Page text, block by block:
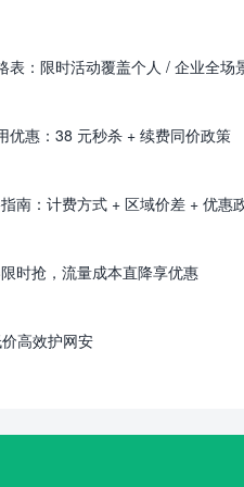
表：限时活动覆盖个人 / 企业全场
优惠：38 元秒杀 + 续费同价政策
南：计费方式 + 区域价差 + 优惠
时抢，流量成本直降享优惠
高效护网安